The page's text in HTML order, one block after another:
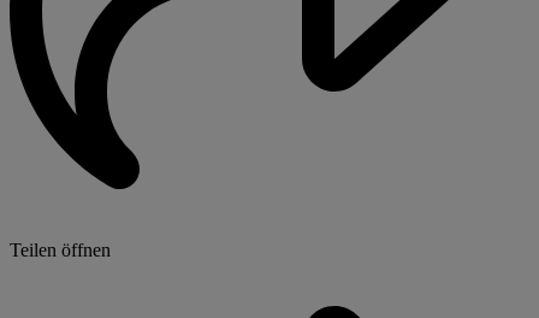
Teilen öffnen